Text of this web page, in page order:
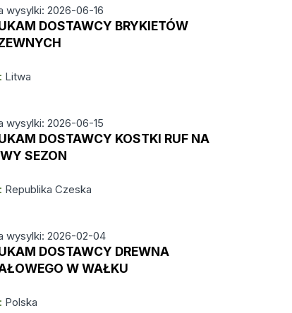
wysylki: 2026-06-16
DOSTAWCY BRYKIETÓW
Litwa
wysylki: 2026-06-15
DOSTAWCY KOSTKI RUF NA
SEZON
Republika Czeska
wysylki: 2026-02-04
DOSTAWCY DREWNA
W WAŁKU
Polska